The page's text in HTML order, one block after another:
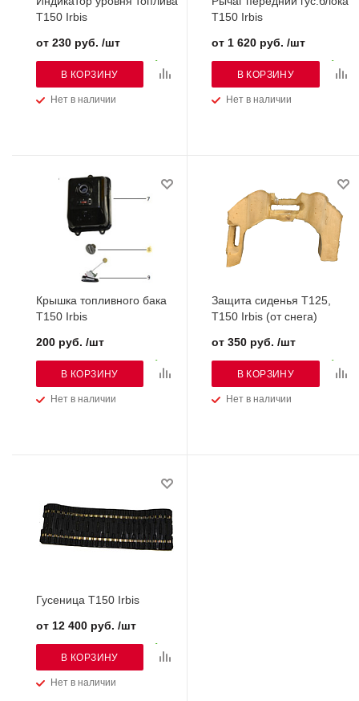
Т150 Irbis
Нет в наличии
от 230 руб. /шт
В КОРЗИНУ
Т150 Irbis
Нет в наличии
от 1 620 руб. /шт
В КОРЗИНУ
Крышка топливного бака
Т150 Irbis
Нет в наличии
200 руб. /шт
В КОРЗИНУ
Защита сиденья Т125,
Т150 Irbis (от снега)
Нет в наличии
от 350 руб. /шт
В КОРЗИНУ
Гусеница Т150 Irbis
Нет в наличии
от 12 400 руб. /шт
В КОРЗИНУ